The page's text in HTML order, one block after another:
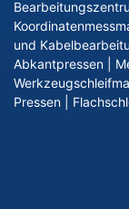
und
Abkantpressen
Pressen